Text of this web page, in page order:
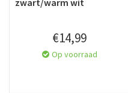
zwart/warm wit
€14,99
Op voorraad